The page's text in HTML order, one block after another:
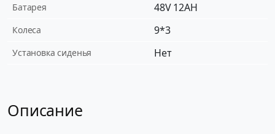
Батарея 48V 12AH
Колеса 9*3
Установка сиденья Нет
Описание